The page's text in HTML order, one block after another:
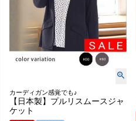
カーディガン感覚でも♪
【日本製】プルリスムースジャ
ケット